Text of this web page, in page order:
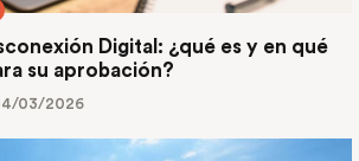
Digital: ¿qué es y en qué
su aprobación?
03/2026